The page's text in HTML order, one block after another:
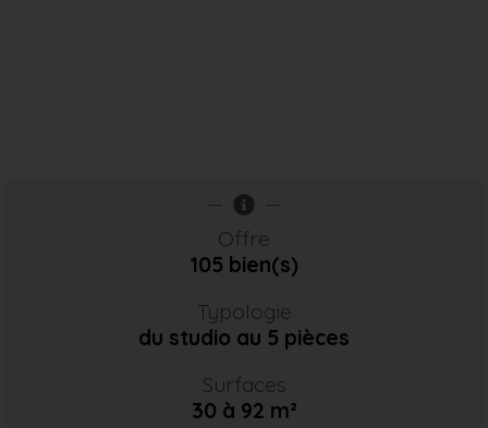
Offre
105 bien(s)
Typologie
du studio au 5 pièces
Surfaces
30 à 92 m²